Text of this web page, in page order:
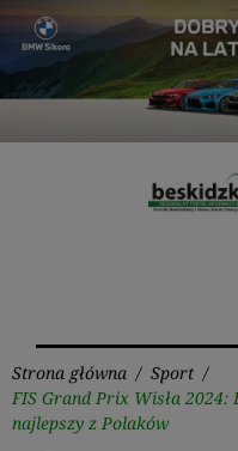
Przejdź
treści
Strona główna / Sport /
FIS Grand Prix Wisła
najlepszy z Polaków